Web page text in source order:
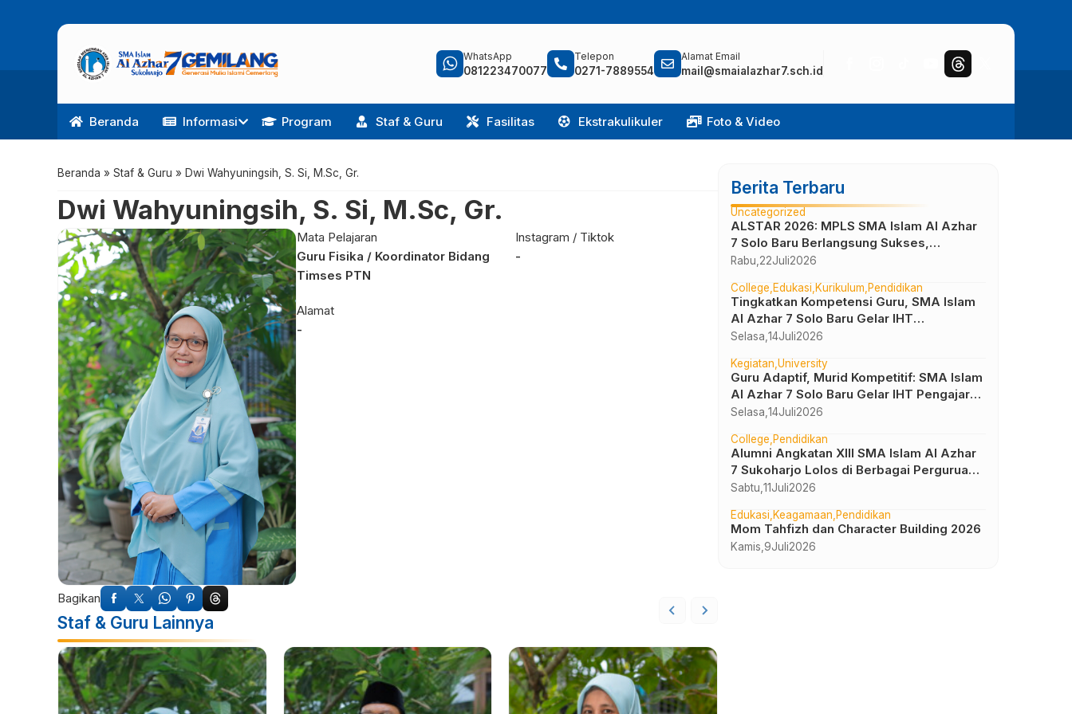
WhatsApp
081223470077
Telepon
0271-7889554
Alamat Email
mail@smaialazhar7.sch.id
Beranda Informasi Program Staf & Guru Fasilitas Ekstrakulikuler Foto & Video
Beranda » Staf & Guru » Dwi Wahyuningsih, S. Si, M.Sc, Gr.
Dwi Wahyuningsih, S. Si, M.Sc, Gr.
Mata Pelajaran
Guru Fisika / Koordinator Bidang
Timses PTN
Instagram / Tiktok
-
Alamat
-
Bagikan
Staf & Guru Lainnya
Berita Terbaru
Uncategorized
ALSTAR 2026: MPLS SMA Islam Al Azhar
7 Solo Baru Berlangsung Sukses,
Wujudkan Awal Perjalanan Peserta Didik
Rabu, 22Juli2026
College Edukasi Kurikulum Pendidikan
Tingkatkan Kompetensi Guru, SMA Islam
Al Azhar 7 Solo Baru Gelar IHT
Pembelajaran Bilingual
Selasa, 14Juli2026
Kegiatan University
Guru Adaptif, Murid Kompetitif: SMA Islam
Al Azhar 7 Solo Baru Gelar IHT Pengajar
UTBK 2026
Selasa, 14Juli2026
College Pendidikan
Alumni Angkatan XIII SMA Islam Al Azhar
7 Sukoharjo Lolos di Berbagai Perguruan
Tinggi Negeri dan Luar Negeri
Sabtu, 11Juli2026
Edukasi Keagamaan Pendidikan
Mom Tahfizh dan Character Building 2026
Kamis, 9Juli2026